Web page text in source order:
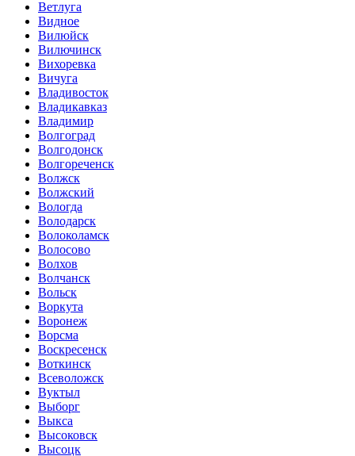
Ветлуга
Видное
Вилюйск
Вилючинск
Вихоревка
Вичуга
Владивосток
Владикавказ
Владимир
Волгоград
Волгодонск
Волгореченск
Волжск
Волжский
Вологда
Володарск
Волоколамск
Волосово
Волхов
Волчанск
Вольск
Воркута
Воронеж
Ворсма
Воскресенск
Воткинск
Всеволожск
Вуктыл
Выборг
Выкса
Высоковск
Высоцк